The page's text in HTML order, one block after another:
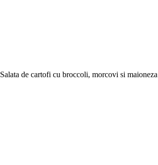
Salata de cartofi cu broccoli, morcovi si maioneza